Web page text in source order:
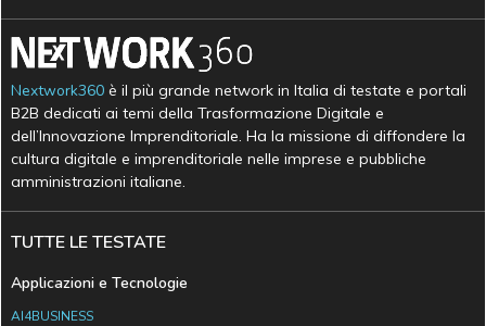
Nextwork360 è il più grande network in Italia di testate e portali
B2B dedicati ai temi della Trasformazione Digitale e
dell’Innovazione Imprenditoriale. Ha la missione di diffondere la
cultura digitale e imprenditoriale nelle imprese e pubbliche
amministrazioni italiane.
TUTTE LE TESTATE
Applicazioni e Tecnologie
AI4BUSINESS